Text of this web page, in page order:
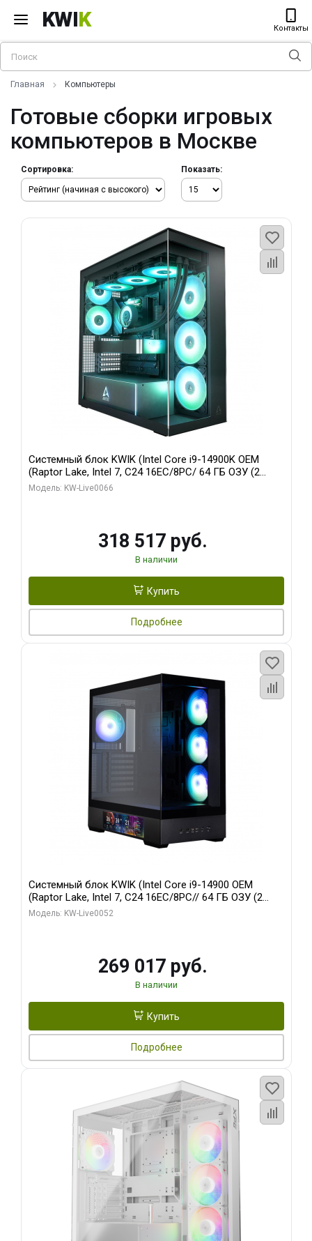
KWIK Контакты
Главная Компьютеры
Готовые сборки игровых
компьютеров в Москве
Сортировка: Показать:
Системный блок KWIK (Intel Core i9-14900K OEM
(Raptor Lake, Intel 7, C24 16EC/8PC/ 64 ГБ ОЗУ (2
модуля)/ Gigabyte RTX5080 XTREME WATERFORCE
Модель: KW-Live0066
318 517 руб.
В наличии
Купить
Подробнее
Системный блок KWIK (Intel Core i9-14900 OEM
(Raptor Lake, Intel 7, C24 16EC/8PC// 64 ГБ ОЗУ (2
модуля)/ Palit RTX5080 GAMINGPRO OC 16GB GDDR7
Модель: KW-Live0052
269 017 руб.
В наличии
Купить
Подробнее